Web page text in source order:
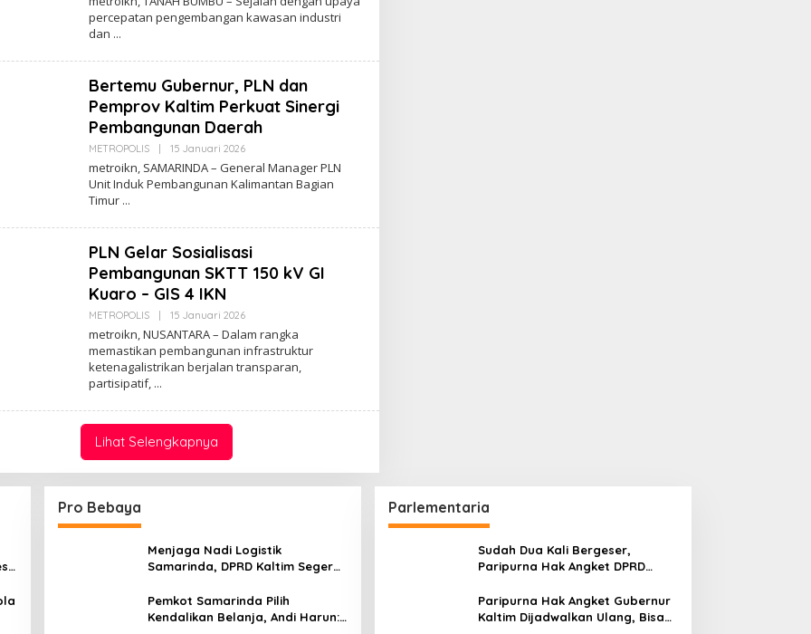
Web
percepatan pengembangan kawasan industri
dan
Bertemu Gubernur, PLN dan
Pemprov Kaltim Perkuat Sinergi
Pembangunan Daerah
METROPOLIS | 15 Januari 2026Oleh
Web
metroikn, SAMARINDA – General Manager PLN
Unit Induk Pembangunan Kalimantan Bagian
Timur
PLN Gelar Sosialisasi
Pembangunan SKTT 150 kV GI
Kuaro – GIS 4 IKN
METROPOLIS | 15 Januari 2026Oleh
Web
metroikn, NUSANTARA – Dalam rangka
memastikan pembangunan infrastruktur
ketenagalistrikan berjalan transparan,
partisipatif,
Lihat Selengkapnya
Pro Bebaya
Menjaga Nadi Logistik
Samarinda, DPRD Kaltim Segera
Pemkot Samarinda Pilih
Kendalikan Belanja, Andi Harun:
Parlementaria
Sudah Dua Kali Bergeser,
Paripurna Hak Angket DPRD
Paripurna Hak Angket Gubernur
Kaltim Dijadwalkan Ulang, Bisa